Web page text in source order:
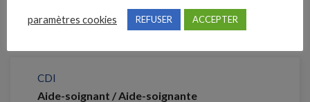
CDI
Aide-soignant / Aide-soignante
paramètres cookies REFUSER ACCEPTER